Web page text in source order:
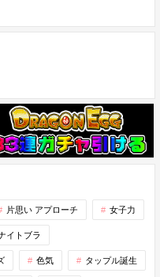
片思い アプローチ 女子力
イトブラ
色気 タップル誕生